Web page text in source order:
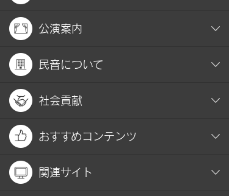
公演案内
民音について
社会貢献
おすすめコンテンツ
関連サイト